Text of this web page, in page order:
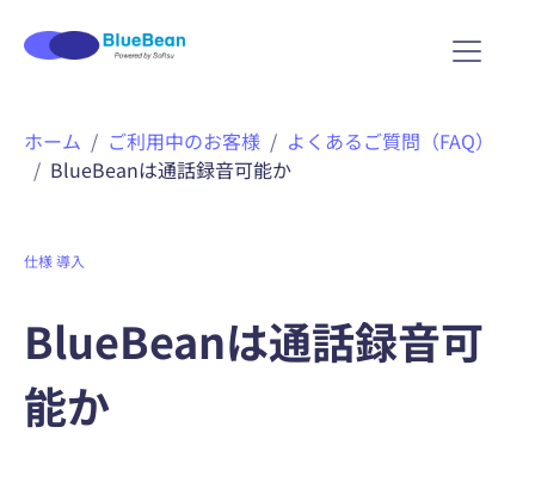
ホーム ご利用中のお客様
よくあるご質問（FAQ）
BlueBeanは通話録音可能か
仕様導入
BlueBeanは通話録音可
能か